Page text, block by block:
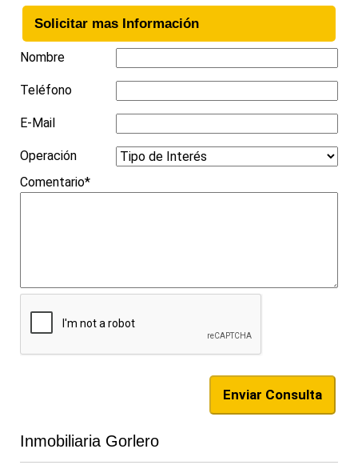
Solicitar mas Información
Nombre
Teléfono
E-Mail
Operación
Comentario*
Inmobiliaria Gorlero